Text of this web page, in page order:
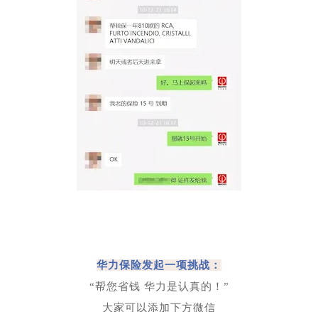
华力保险发起一项挑战：
“帮您省钱 华力是认真的！”
大家可以添加下方微信